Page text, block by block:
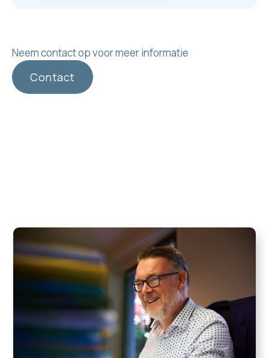
Neem contact op voor meer informatie
Contact